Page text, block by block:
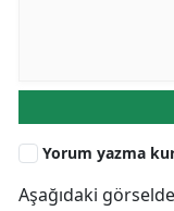
Yorum yazma
Aşağıdaki